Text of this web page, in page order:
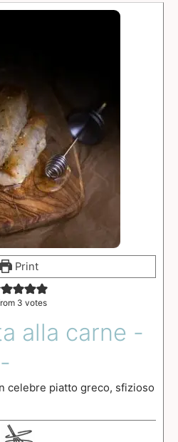
Print
3 votes
alla carne -
celebre piatto greco, sfizioso